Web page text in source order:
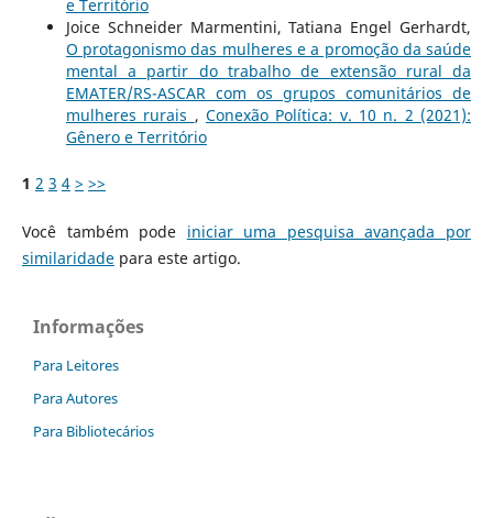
e Território
Joice Schneider Marmentini, Tatiana Engel Gerhardt,
O protagonismo das mulheres e a promoção da saúde
mental a partir do trabalho de extensão rural da
EMATER/RS-ASCAR com os grupos comunitários de
mulheres rurais , Conexão Política: v. 10 n. 2 (2021):
Gênero e Território
1 2 3 4 > >>
Você também pode iniciar uma pesquisa avançada por
similaridadepara este artigo.
Informações
Para Leitores
Para Autores
Para Bibliotecários